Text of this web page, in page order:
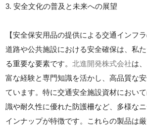
3. 安全文化の普及と未来への展望
【安全保安用品の提供による交通インフラ
道路や公共施設における安全確保は、私
る重要な要素です。北進開発株式会社は
富な経験と専門知識を活かし、高品質な
ています。特に交通安全施設資材におい
識や耐久性に優れた防護柵など、多様な
インナップが特徴です。これらの製品は